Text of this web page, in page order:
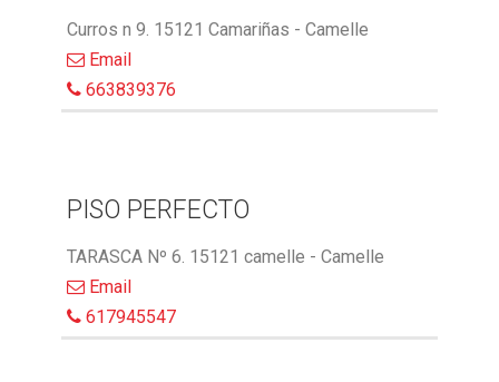
Curros n 9. 15121 Camariñas - Camelle
Email
663839376
PISO PERFECTO
TARASCA Nº 6. 15121 camelle - Camelle
Email
617945547